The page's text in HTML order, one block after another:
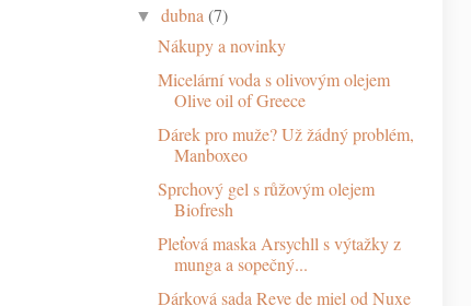
▼ dubna (7)
Nákupy a novinky
Micelární voda s olivovým olejem
Olive oil of Greece
Dárek pro muže? Už žádný problém,
Manboxeo
Sprchový gel s růžovým olejem
Biofresh
Pleťová maska Arsychll s výtažky z
munga a sopečný...
Dárková sada Reve de miel od Nuxe